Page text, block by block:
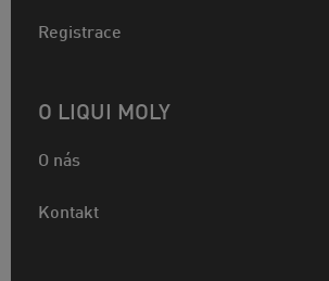
Registrace
O LIQUI MOLY
O nás
Kontakt